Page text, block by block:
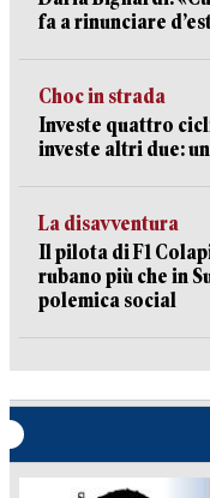
fa a rinunciare
Choc in strada
Investe quattro
investe altri due:
La disavventura
Il pilota di F1
rubano più che in
polemica social